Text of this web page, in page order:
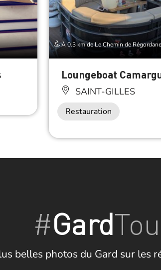
À 0.3 km de Le Chemin de Régordane
Loungeboat
SAINT-GILLES
Restauration
#Gard
belles photos du Gard sur les